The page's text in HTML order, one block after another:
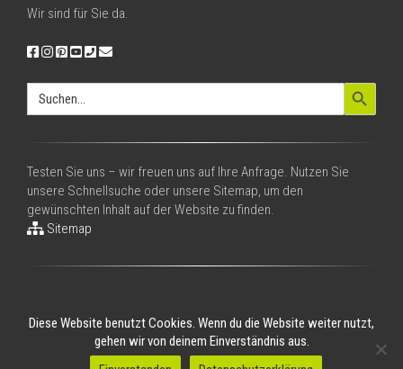
Wir sind für Sie da.
Search
for:
Search Button
Testen Sie uns – wir freuen uns auf Ihre Anfrage. Nutzen Sie
unsere Schnellsuche oder unsere Sitemap, um den
gewünschten Inhalt auf der Website zu finden.
Sitemap
Diese Website benutzt Cookies. Wenn du die Website weiter nutzt,
gehen wir von deinem Einverständnis aus.